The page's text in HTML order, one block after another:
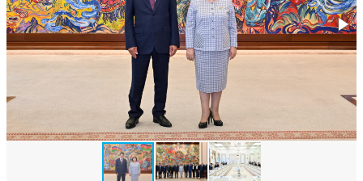
Çarpaz baxış
Təhlil